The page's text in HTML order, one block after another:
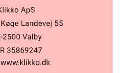
www.klikko.dk